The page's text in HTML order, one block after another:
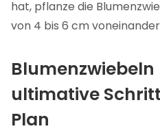
hat, pflanze die
von 4 bis 6 cm
ultimative
Plan